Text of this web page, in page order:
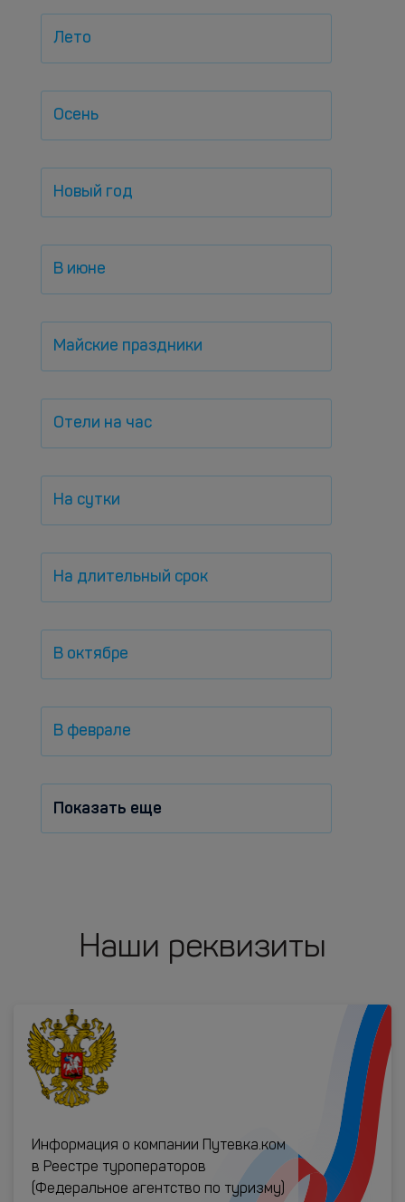
Лето
Осень
Новый год
В июне
Майские праздники
Отели на час
На сутки
На длительный срок
В октябре
В феврале
Показать еще
Наши реквизиты
Информация о компании Путевка.ком
в Реестре туроператоров
(Федеральное агентство по туризму)